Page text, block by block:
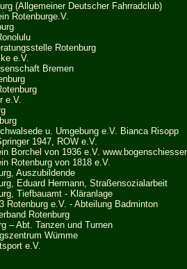
(Allgemeiner Deutscher Fahrradclub)
Rotenburge.V.
Rotenburg
e.V.
Bremen
e.V.
u. Umgebung e.V. Bianca Risopp
1947, ROW e.V.
Borchel von 1936 e.V.
Rotenburg von 1818 e.V.
Auszubildende
Eduard Hermann, Straßensozialarbeit
Tiefbauamt - Kläranlage
Rotenburg e.V. - Abteilung Badminton
Rotenburg
– Abt. Tanzen und Turnen
Wümme
e.V.